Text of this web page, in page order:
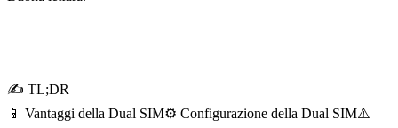
✍ TL;DR
📱 Vantaggi della Dual SIM⚙️ Configurazione della Dual SIM⚠️